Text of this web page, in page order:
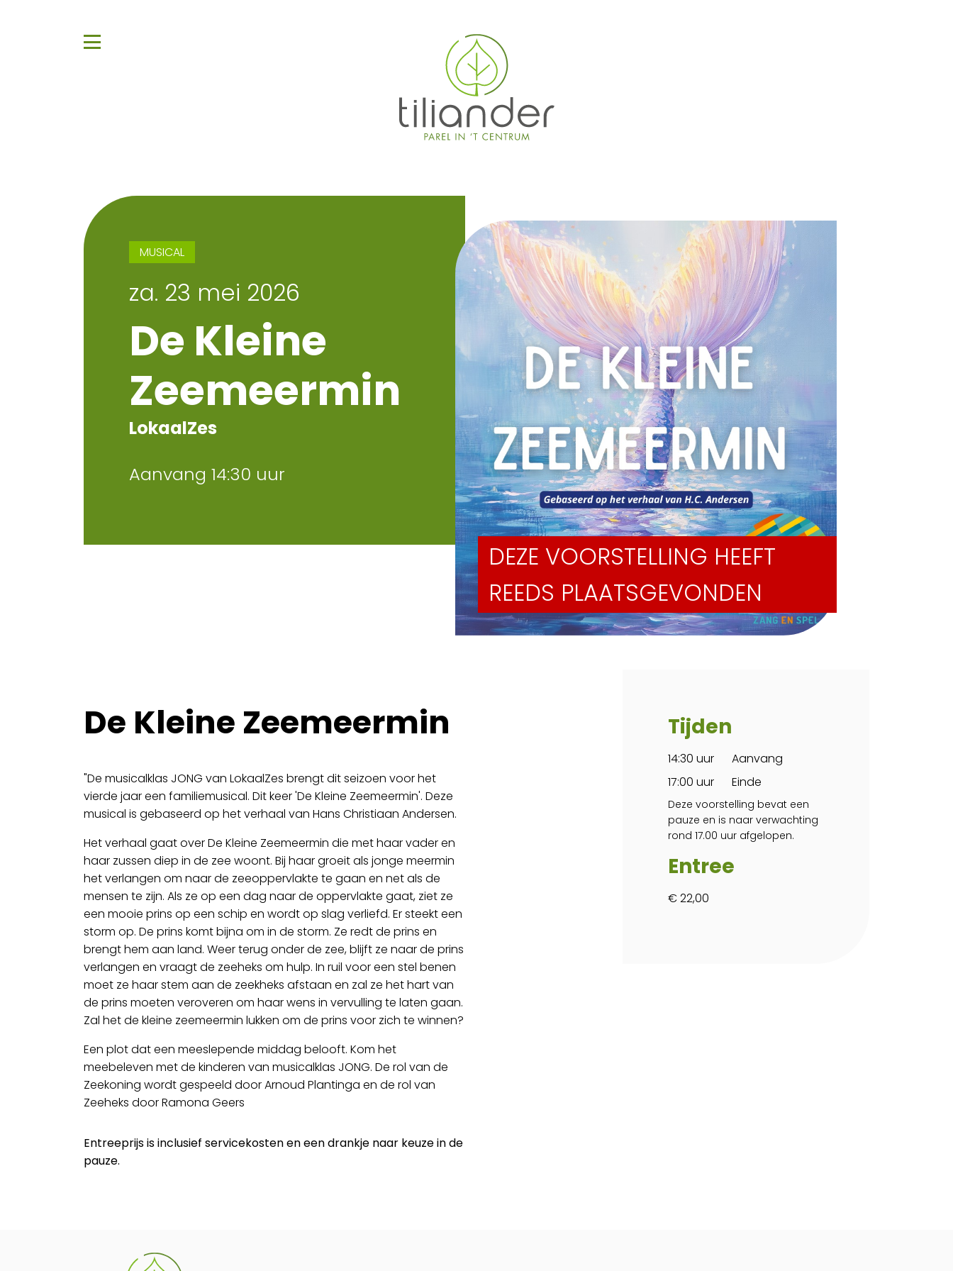
Over ons
Cultuureducatie
Huisgenoten
Contact
DEZE VOORSTELLING HEEFT
REEDS PLAATSGEVONDEN
MUSICAL
za. 23 mei 2026
De Kleine
Zeemeermin
LokaalZes
Aanvang 14:30 uur
Tijden
14:30 uur
Aanvang
17:00 uur
Einde
Deze voorstelling bevat een
pauze en is naar verwachting
rond 17.00 uur afgelopen.
Entree
€ 22,00
De Kleine Zeemeermin
"De musicalklas JONG van LokaalZes brengt dit seizoen voor het
vierde jaar een familiemusical. Dit keer 'De Kleine Zeemeermin'. Deze
musical is gebaseerd op het verhaal van Hans Christiaan Andersen.
Het verhaal gaat over De Kleine Zeemeermin die met haar vader en
haar zussen diep in de zee woont. Bij haar groeit als jonge meermin
het verlangen om naar de zeeoppervlakte te gaan en net als de
mensen te zijn. Als ze op een dag naar de oppervlakte gaat, ziet ze
een mooie prins op een schip en wordt op slag verliefd. Er steekt een
storm op. De prins komt bijna om in de storm. Ze redt de prins en
brengt hem aan land. Weer terug onder de zee, blijft ze naar de prins
verlangen en vraagt de zeeheks om hulp. In ruil voor een stel benen
moet ze haar stem aan de zeekheks afstaan en zal ze het hart van
de prins moeten veroveren om haar wens in vervulling te laten gaan.
Zal het de kleine zeemeermin lukken om de prins voor zich te winnen?
Een plot dat een meeslepende middag belooft. Kom het
meebeleven met de kinderen van musicalklas JONG. De rol van de
Zeekoning wordt gespeeld door Arnoud Plantinga en de rol van
Zeeheks door Ramona Geers
Entreeprijs is inclusief servicekosten en een drankje naar keuze in de
pauze.